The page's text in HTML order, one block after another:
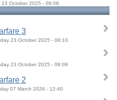
23 October 2025 - 08:08
3
23 October 2025 - 08:10
23 October 2025 - 08:09
2
07 March 2026 - 12:40